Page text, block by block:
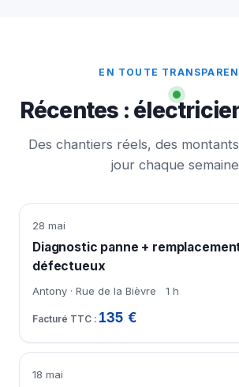
EN TOUTE
Récentes :
Des chantiers réels, des
jour chaque
28 mai
Diagnostic panne +
défectueux
Antony · Rue de la Bièvre 1 h
135 €
18 mai